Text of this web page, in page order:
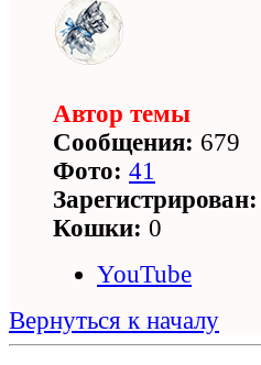
Автор темы
Сообщения: 679
Фото: 41
Зарегистрирован:
Кошки: 0
YouTube
Вернуться к началу